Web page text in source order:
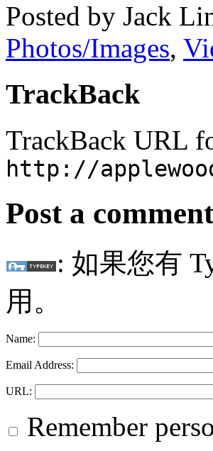
Posted by Jack
Photos/Images,
TrackBack
TrackBack URL
http://
Post a comment
: 如果您有
用。
Name:
Email Address:
URL:
Remember